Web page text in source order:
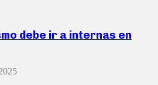
debe ir a internas en